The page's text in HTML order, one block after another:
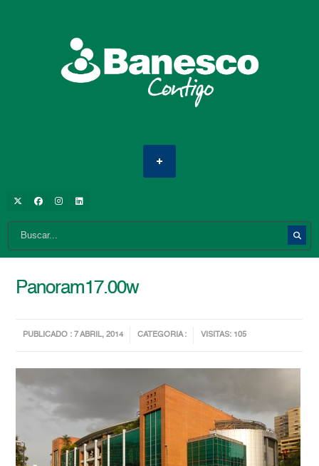
Panoram17.00w
PUBLICADO : 7 ABRIL, 2014 CATEGORIA : VISITAS: 105